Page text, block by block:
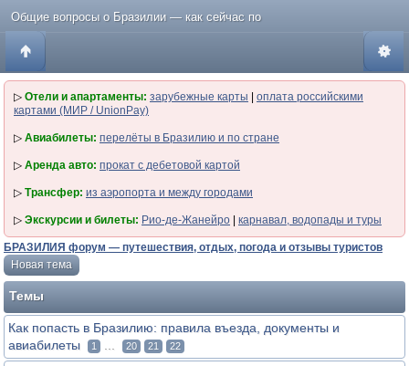
Общие вопросы о Бразилии — как сейчас по
▷ Отели и апартаменты: зарубежные карты
оплата российскими
картами (МИР / UnionPay)
▷ Авиабилеты: перелёты в Бразилию и по стране
▷ Аренда авто: прокат с дебетовой картой
▷ Трансфер: из аэропорта и между городами
▷ Экскурсии и билеты: Рио-де-Жанейро карнавал, водопады и туры
БРАЗИЛИЯ форум — путешествия, отдых, погода и отзывы туристов
Новая тема
Темы
Как попасть в Бразилию: правила въезда, документы и
авиабилеты
1 20 21 22